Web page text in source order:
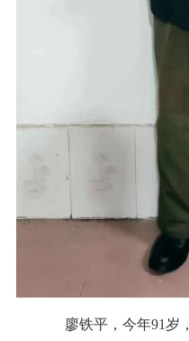
廖铁平，今年91岁，